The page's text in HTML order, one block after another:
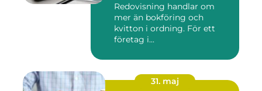
Redovisning handlar om
mer än bokföring och
kvitton i ordning. För ett
företag i...
31. maj